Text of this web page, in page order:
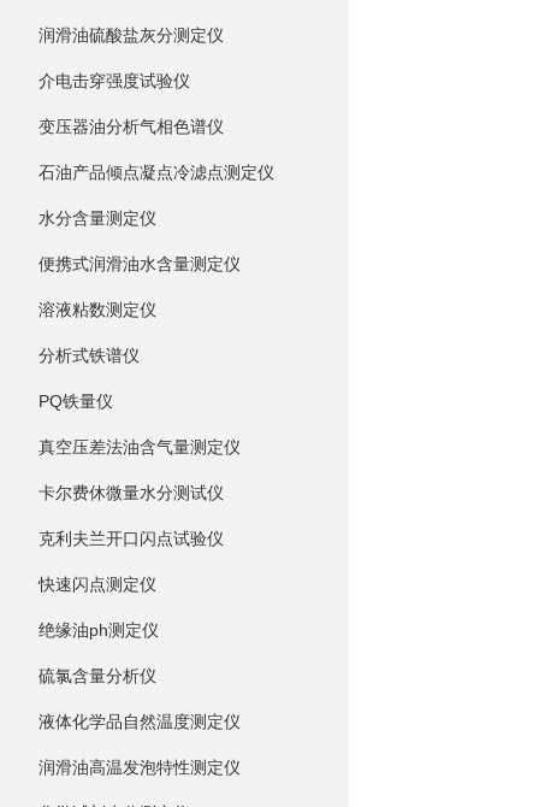
润滑油硫酸盐灰分测定仪
介电击穿强度试验仪
变压器油分析气相色谱仪
石油产品倾点凝点冷滤点测定仪
水分含量测定仪
便携式润滑油水含量测定仪
溶液粘数测定仪
分析式铁谱仪
PQ铁量仪
真空压差法油含气量测定仪
卡尔费休微量水分测试仪
克利夫兰开口闪点试验仪
快速闪点测定仪
绝缘油ph测定仪
硫氯含量分析仪
液体化学品自然温度测定仪
润滑油高温发泡特性测定仪